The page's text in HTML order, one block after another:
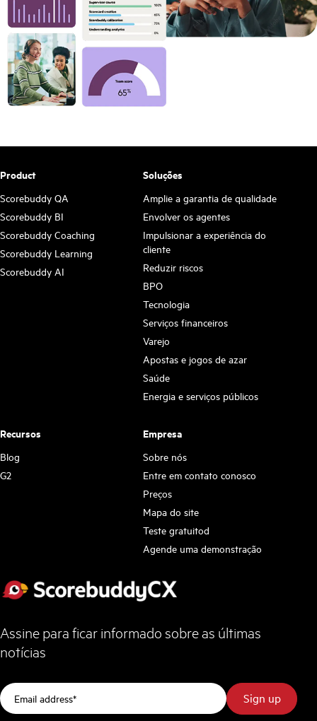
Product
Scorebuddy QA
Scorebuddy BI
Scorebuddy Coaching
Scorebuddy Learning
Scorebuddy AI
Soluções
Amplie a garantia de qualidade
Envolver os agentes
Impulsionar a experiência do
cliente
Reduzir riscos
BPO
Tecnologia
Serviços financeiros
Varejo
Apostas e jogos de azar
Saúde
Energia e serviços públicos
Recursos
Blog
G2
Empresa
Sobre nós
Entre em contato conosco
Preços
Mapa do site
Teste gratuitod
Agende uma demonstração
Assine para ficar informado sobre as últimas
notícias